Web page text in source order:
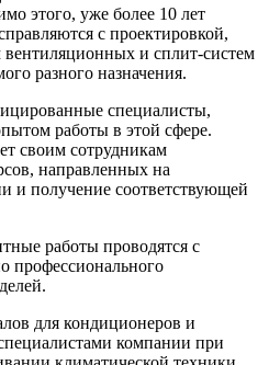
этого, уже более 10 лет
с проектировкой,
и сплит-систем
разного назначения.
специалисты,
работы в этой сфере.
своим сотрудникам
направленных на
и получение соответствующей
работы проводятся с
профессионального
для кондиционеров и
компании при